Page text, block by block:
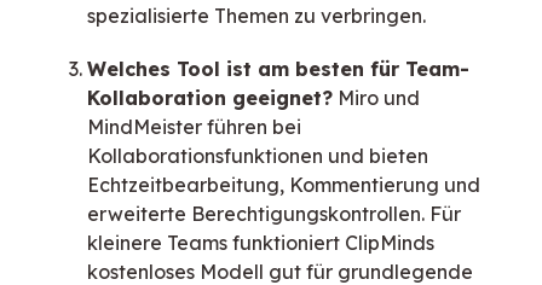
spezialisierte Themen zu verbringen.
Welches Tool ist am besten für Team-
Kollaboration geeignet? Miro und
MindMeister führen bei
Kollaborationsfunktionen und bieten
Echtzeitbearbeitung, Kommentierung und
erweiterte Berechtigungskontrollen. Für
kleinere Teams funktioniert ClipMinds
kostenloses Modell gut für grundlegende